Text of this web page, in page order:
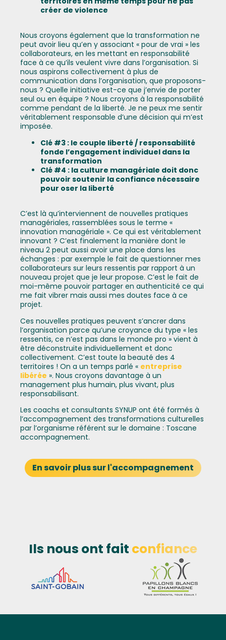
créer de violence
Nous croyons également que la transformation ne
peut avoir lieu qu’en y associant « pour de vrai » les
collaborateurs, en les mettant en responsabilité
face à ce qu’ils veulent vivre dans l’organisation. Si
nous aspirons collectivement à plus de
communication dans l’organisation, que proposons-
nous ? Quelle initiative est-ce que j’envie de porter
seul ou en équipe ? Nous croyons à la responsabilité
comme pendant de la liberté. Je ne peux me sentir
véritablement responsable d’une décision qui m’est
imposée.
Clé #3 : le couple liberté / responsabilité
fonde l’engagement individuel dans la
transformation
Clé #4 : la culture managériale doit donc
pouvoir soutenir la confiance nécessaire
pour oser la liberté
C’est là qu’interviennent de nouvelles pratiques
managériales, rassemblées sous le terme «
innovation managériale ». Ce qui est véritablement
innovant ? C’est finalement la manière dont le
niveau 2 peut aussi avoir une place dans les
échanges : par exemple le fait de questionner mes
collaborateurs sur leurs ressentis par rapport à un
nouveau projet que je leur propose. C’est le fait de
moi-même pouvoir partager en authenticité ce qui
me fait vibrer mais aussi mes doutes face à ce
projet.
Ces nouvelles pratiques peuvent s’ancrer dans
l’organisation parce qu’une croyance du type « les
ressentis, ce n’est pas dans le monde pro » vient à
être déconstruite individuellement et donc
collectivement. C’est toute la beauté des 4
territoires ! On a un temps parlé « entreprise
libérée ». Nous croyons davantage à un
management plus humain, plus vivant, plus
responsabilisant.
Les coachs et consultants SYNUP ont été formés à
l’accompagnement des transformations culturelles
par l’organisme référent sur le domaine : Toscane
accompagnement.
En savoir plus sur l'accompagnement
Ils nous ont fait confiance